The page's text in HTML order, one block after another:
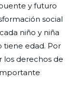
y futuro
social
niño y niña
tiene edad. Por
los derechos de